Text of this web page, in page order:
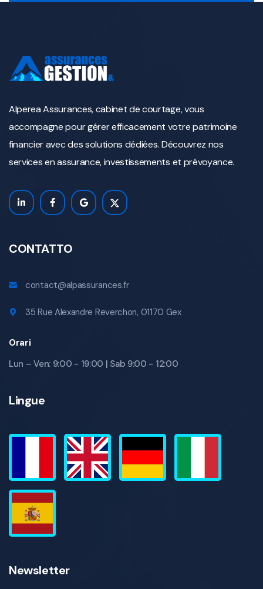
Alperea Assurances, cabinet de courtage, vous
accompagne pour gérer efficacement votre patrimoine
financier avec des solutions dédiées. Découvrez nos
services en assurance, investissements et prévoyance.
CONTATTO
contact@alpassurances.fr
35 Rue Alexandre Reverchon, 01170 Gex
Orari
Lun – Ven: 9:00 - 19:00 | Sab 9:00 - 12:00
Lingue
Newsletter